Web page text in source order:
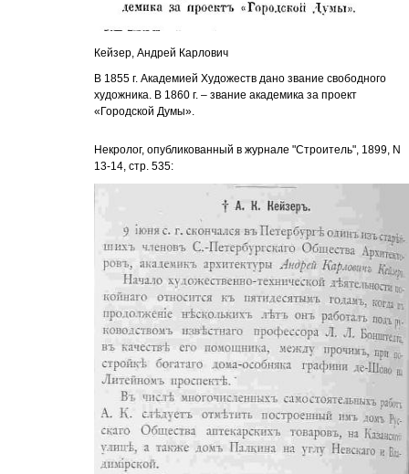
Кейзер, Андрей Карлович
В 1855 г. Академией Художеств дано звание свободного
художника. В 1860 г. – звание академика за проект
«Городской Думы».
Некролог, опубликованный в журнале "Строитель", 1899, N
13-14, стр. 535: